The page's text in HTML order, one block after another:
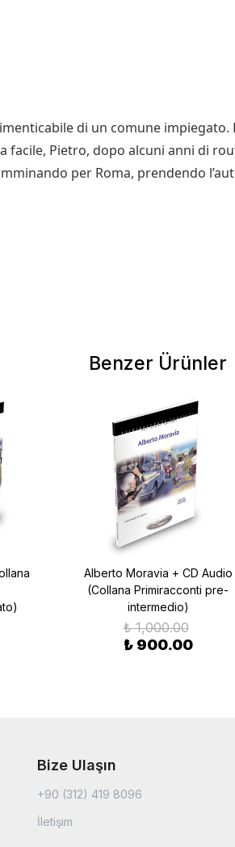
di un comune
Pietro, dopo alcuni anni di
per Roma, prendendo
Benzer Ürünler
Alberto Moravia + CD Audio
(Collana Primiracconti pre-
intermedio)
₺ 1,000.00
₺ 900.00
Bize Ulaşın
+90 (312) 419 8096
İletişim